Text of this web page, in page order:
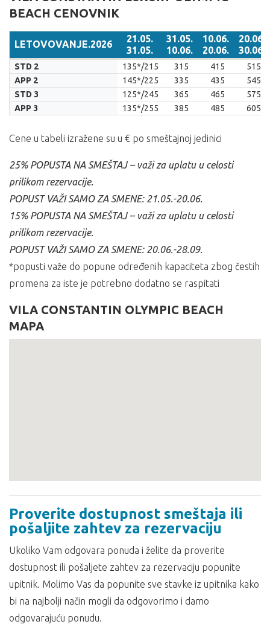
BEACH CENOVNIK
LETOVOVANJE.2026
21.05.
31.05.
31.05.
10.06.
10.06.
20.06.
20.06.
30.06.
LETOVOVANJE.2026
21.05.
31.05.
31.05.
10.06.
10.06.
20.06.
20.06.
30.06.
STD 2 135*/215 315 415
515
APP 2
145*/225 335 435
545
STD 3
125*/245 365 465
575
APP 3
135*/255 385 485 605
Cene u tabeli izražene su u € po smeštajnoj jedinici
25% POPUSTA NA SMEŠTAJ – važi za uplatu u celosti
prilikom rezervacije.
POPUST VAŽI SAMO ZA SMENE: 21.05.-20.06.
15% POPUSTA NA SMEŠTAJ – važi za uplatu u celosti
prilikom rezervacije.
POPUST VAŽI SAMO ZA SMENE: 20.06.-28.09.
*popusti važe do popune određenih kapaciteta zbog čestih
promena za iste je potrebno dodatno se raspitati
VILA CONSTANTIN OLYMPIC BEACH
MAPA
Proverite dostupnost smeštaja ili
pošaljite zahtev za rezervaciju
Ukoliko Vam odgovara ponuda i želite da proverite
dostupnost ili pošaljete zahtev za rezervaciju popunite
upitnik. Molimo Vas da popunite sve stavke iz upitnika kako
bi na najbolji način mogli da odgovorimo i damo
odgovarajuću ponudu.